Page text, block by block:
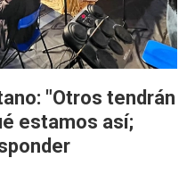
"Otros tendrán
estamos así;